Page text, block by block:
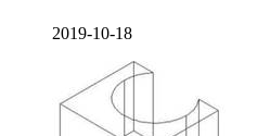
2019-10-18